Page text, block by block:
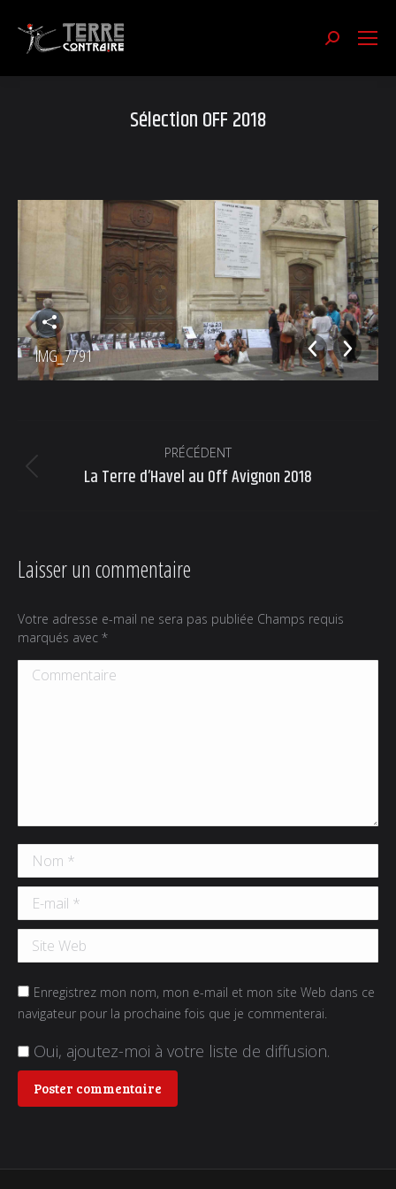
Sélection OFF 2018
IMG_7791
album
PRÉCÉDENT
Album
La Terre d’Havel au Off Avignon 2018
Laisser un commentaire
Votre adresse e-mail ne sera pas publiée Champs requis
marqués avec *
Commentaire
Nom *
E-mail *
Site Web
Enregistrez mon nom, mon e-mail et mon site Web dans ce
navigateur pour la prochaine fois que je commenterai.
Oui, ajoutez-moi à votre liste de diffusion.
Poster commentaire